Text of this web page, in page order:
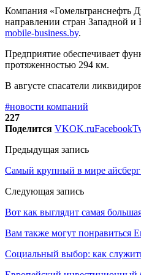
Компания «Гомельтранснефть
направлении стран Западной
mobile-business.by.
Предприятие обеспечивает
протяженностью 294 км.
В августе спасатели
#новости компаний
227
Поделится VKOK.ruFacebook
Предыдущая запись
Самый крупный в мире айсберг
Следующая запись
Вот как выглядит самая
Вам также могут понравиться
Социальный выбор: как